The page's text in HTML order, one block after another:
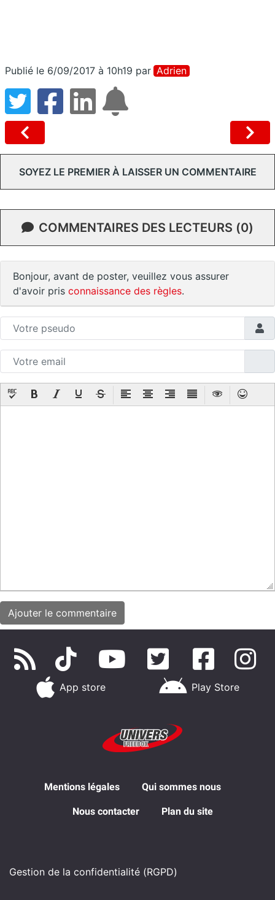
Publié le 6/09/2017 à 10h19 par Adrien
SOYEZ LE PREMIER À LAISSER UN COMMENTAIRE
COMMENTAIRES DES LECTEURS (0)
Bonjour, avant de poster, veuillez vous assurer
d'avoir pris connaissance des règles.
App store Play Store
Mentions légales Qui sommes nous
Nous contacter Plan du site
Gestion de la confidentialité (RGPD)